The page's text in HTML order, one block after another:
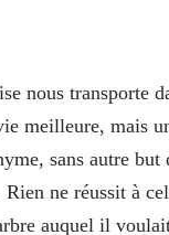
nous transporte
meilleure, mais
sans autre
ne réussit à
auquel il